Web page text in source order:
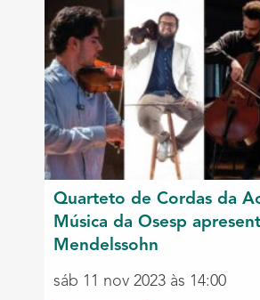
Quarteto de Cordas da
Música da Osesp
Mendelssohn
sáb 11 nov 2023 às 14:00